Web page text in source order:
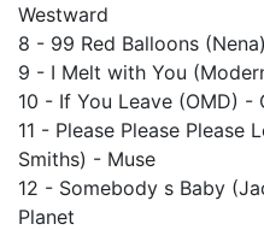
Westward
8 - 99 Red Balloons
9 - I Melt with You
10 - If You Leave (OMD) -
11 - Please Please Please
Smiths) - Muse
12 - Somebody s Baby
Planet